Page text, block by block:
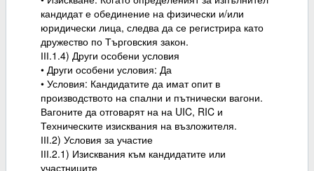
кандидат е обединение на физически и/или
юридически лица, следва да се регистрира като
дружество по Търговския закон.
ІІІ.1.4) Други особени условия
• Други особени условия: Да
• Условия: Кандидатите да имат опит в
производството на спални и пътнически вагони.
Вагоните да отговарят на на UIC, RIC и
Техническите изисквания на възложителя.
ІІІ.2) Условия за участие
ІІІ.2.1) Изисквания към кандидатите или
участниците